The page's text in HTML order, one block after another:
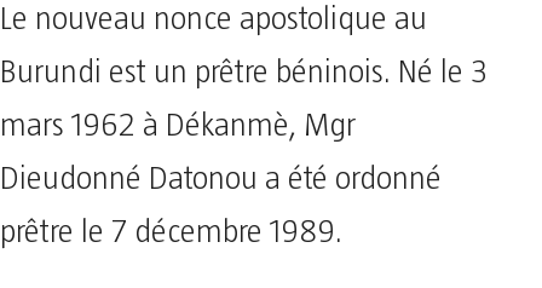
Le nouveau nonce apostolique au
Burundi est un prêtre béninois. Né le 3
mars 1962 à Dékanmè, Mgr
Dieudonné Datonou a été ordonné
prêtre le 7 décembre 1989.